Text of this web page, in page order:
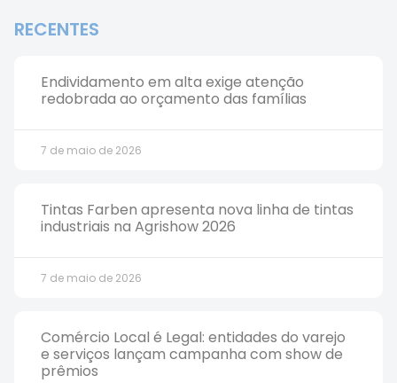
RECENTES
Endividamento em alta exige atenção
redobrada ao orçamento das famílias
7 de maio de 2026
Tintas Farben apresenta nova linha de tintas
industriais na Agrishow 2026
7 de maio de 2026
Comércio Local é Legal: entidades do varejo
e serviços lançam campanha com show de
prêmios